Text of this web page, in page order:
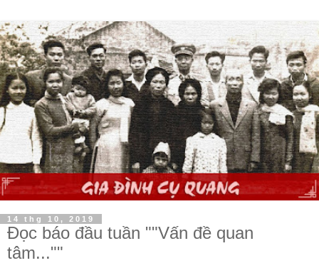
14 thg 10, 2019
Đọc báo đầu tuần ""Vấn đề quan
tâm...""